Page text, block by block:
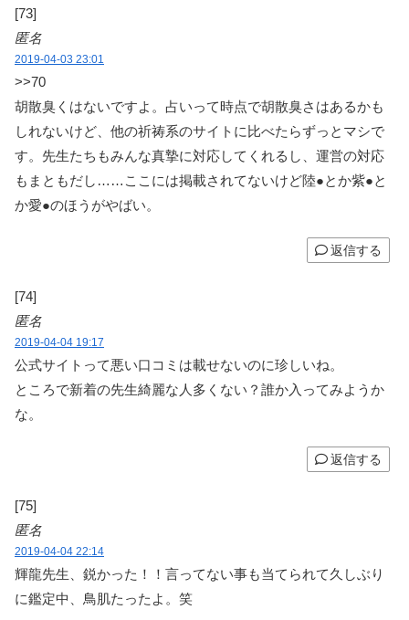
[73]
匿名
2019-04-03 23:01
>>70
胡散臭くはないですよ。占いって時点で胡散臭さはあるかも
しれないけど、他の祈祷系のサイトに比べたらずっとマシで
す。先生たちもみんな真摯に対応してくれるし、運営の対応
もまともだし……ここには掲載されてないけど陸●とか紫●と
か愛●のほうがやばい。
返信する
[74]
匿名
2019-04-04 19:17
公式サイトって悪い口コミは載せないのに珍しいね。
ところで新着の先生綺麗な人多くない？誰か入ってみようか
な。
返信する
[75]
匿名
2019-04-04 22:14
輝龍先生、鋭かった！！言ってない事も当てられて久しぶり
に鑑定中、鳥肌たったよ。笑